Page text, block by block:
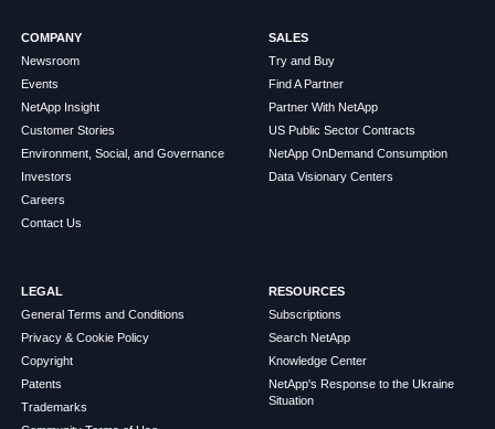
COMPANY
Newsroom
Events
NetApp Insight
Customer Stories
Environment, Social, and Governance
Investors
Careers
Contact Us
SALES
Try and Buy
Find A Partner
Partner With NetApp
US Public Sector Contracts
NetApp OnDemand Consumption
Data Visionary Centers
LEGAL
General Terms and Conditions
Privacy & Cookie Policy
Copyright
Patents
Trademarks
RESOURCES
Subscriptions
Search NetApp
Knowledge Center
NetApp's Response to the Ukraine
Situation